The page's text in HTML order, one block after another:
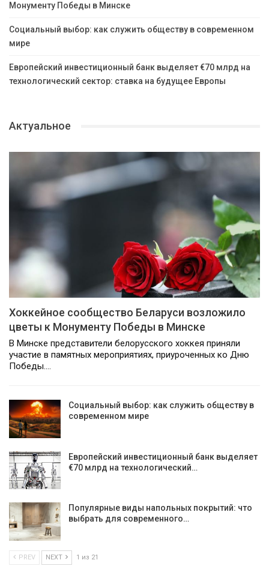
Монументу Победы в Минске
Социальный выбор: как служить обществу в современном
мире
Европейский инвестиционный банк выделяет €70 млрд на
технологический сектор: ставка на будущее Европы
Актуальное
Хоккейное сообщество Беларуси возложило
цветы к Монументу Победы в Минске
В Минске представители белорусского хоккея приняли
участие в памятных мероприятиях, приуроченных ко Дню
Победы.…
Социальный выбор: как служить обществу в
современном мире
Европейский инвестиционный банк выделяет
€70 млрд на технологический…
Популярные виды напольных покрытий: что
выбрать для современного…
PREV NEXT 1 из 21